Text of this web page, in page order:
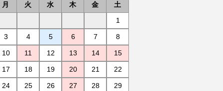
月 火 水 木 金
土
1
3 4 5 6 7 8
10 11 12 13 14 15
17 18 19 20 21 22
24 25 26 27 28 29